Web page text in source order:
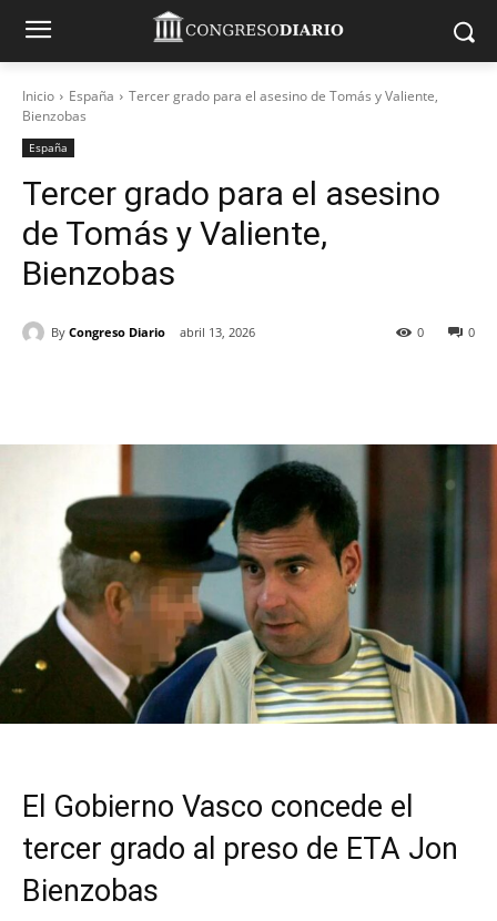
Inicio España
Tercer grado para el asesino de Tomás y Valiente,
Bienzobas
España
Tercer grado para el asesino
de Tomás y Valiente,
Bienzobas
By Congreso Diario abril 13, 2026 0
0
El Gobierno Vasco concede el
tercer grado al preso de ETA Jon
Bienzobas